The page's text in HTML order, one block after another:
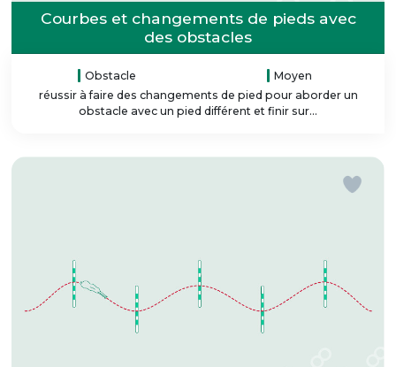
Courbes et changements de pieds avec
des obstacles
Obstacle
Moyen
réussir à faire des changements de pied pour aborder un
obstacle avec un pied différent et finir sur...